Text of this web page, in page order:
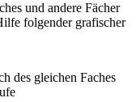
und andere Fächer
folgender grafischer
des gleichen Faches